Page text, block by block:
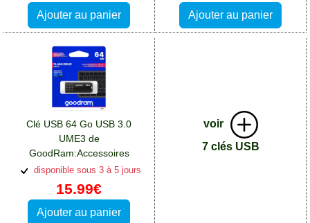
Ajouter au panier Ajouter au panier
Clé USB 64 Go USB 3.0
UME3 de
GoodRam:Accessoires
Huawei P Smart Plus
disponible sous 3 à 5 jours
15.99€
Ajouter au panier
voir
7 clés USB